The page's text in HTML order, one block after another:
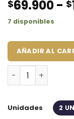
$69.900- $
Unidades 2
7 disponibles
Protector de
AÑADIR AL